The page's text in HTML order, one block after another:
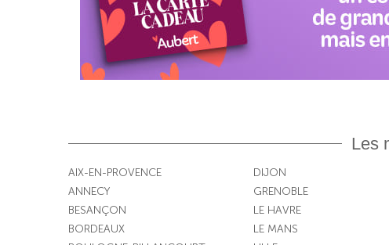
Les
AIX-EN-PROVENCE
ANNECY
BESANÇON
BORDEAUX
DIJON
GRENOBLE
LE HAVRE
LE MANS